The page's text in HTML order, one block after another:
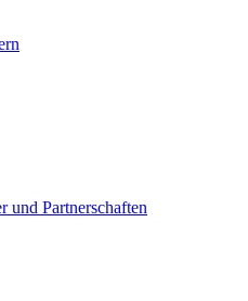
und Partnerschaften